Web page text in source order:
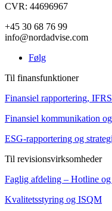
CVR: 44696967
+45 30 68 76 99
info@nordadvise.com
Følg
Til finansfunktioner
Finansiel rapportering,
Finansiel kommunikation
ESG-rapportering og strategi
Til revisionsvirksomheder
Faglig afdeling – Hotline
Kvalitetsstyring og ISQM